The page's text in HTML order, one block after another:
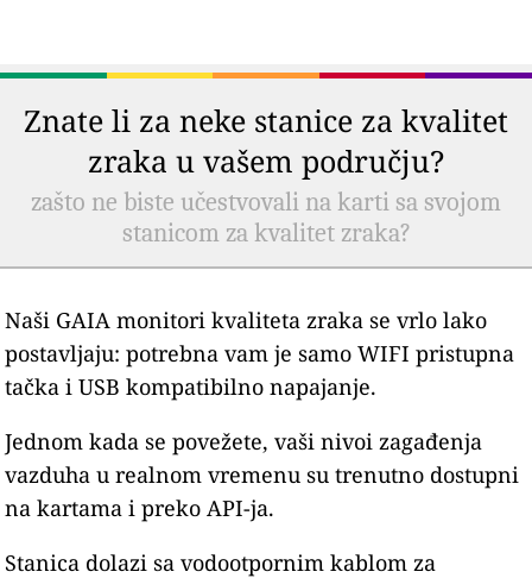
Znate li za neke stanice za kvalitet
zraka u vašem području?
zašto ne biste učestvovali na karti sa svojom
stanicom za kvalitet zraka?
Naši GAIA monitori kvaliteta zraka se vrlo lako
postavljaju: potrebna vam je samo WIFI pristupna
tačka i USB kompatibilno napajanje.
Jednom kada se povežete, vaši nivoi zagađenja
vazduha u realnom vremenu su trenutno dostupni
na kartama i preko API-ja.
Stanica dolazi sa vodootpornim kablom za